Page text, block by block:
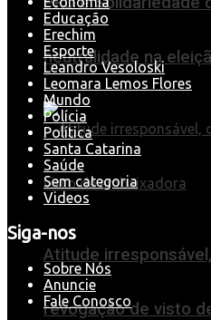
neutralidade na
Atitude
revogação de visto
Educação
Erechim
Esporte
Leandro Vesoloski
Leomara Lemos Flores
Mundo
Polícia
Política
Santa Catarina
Saúde
Sem categoria
Videos
Siga-nos
Sobre Nós
Anuncie
Fale Conosco